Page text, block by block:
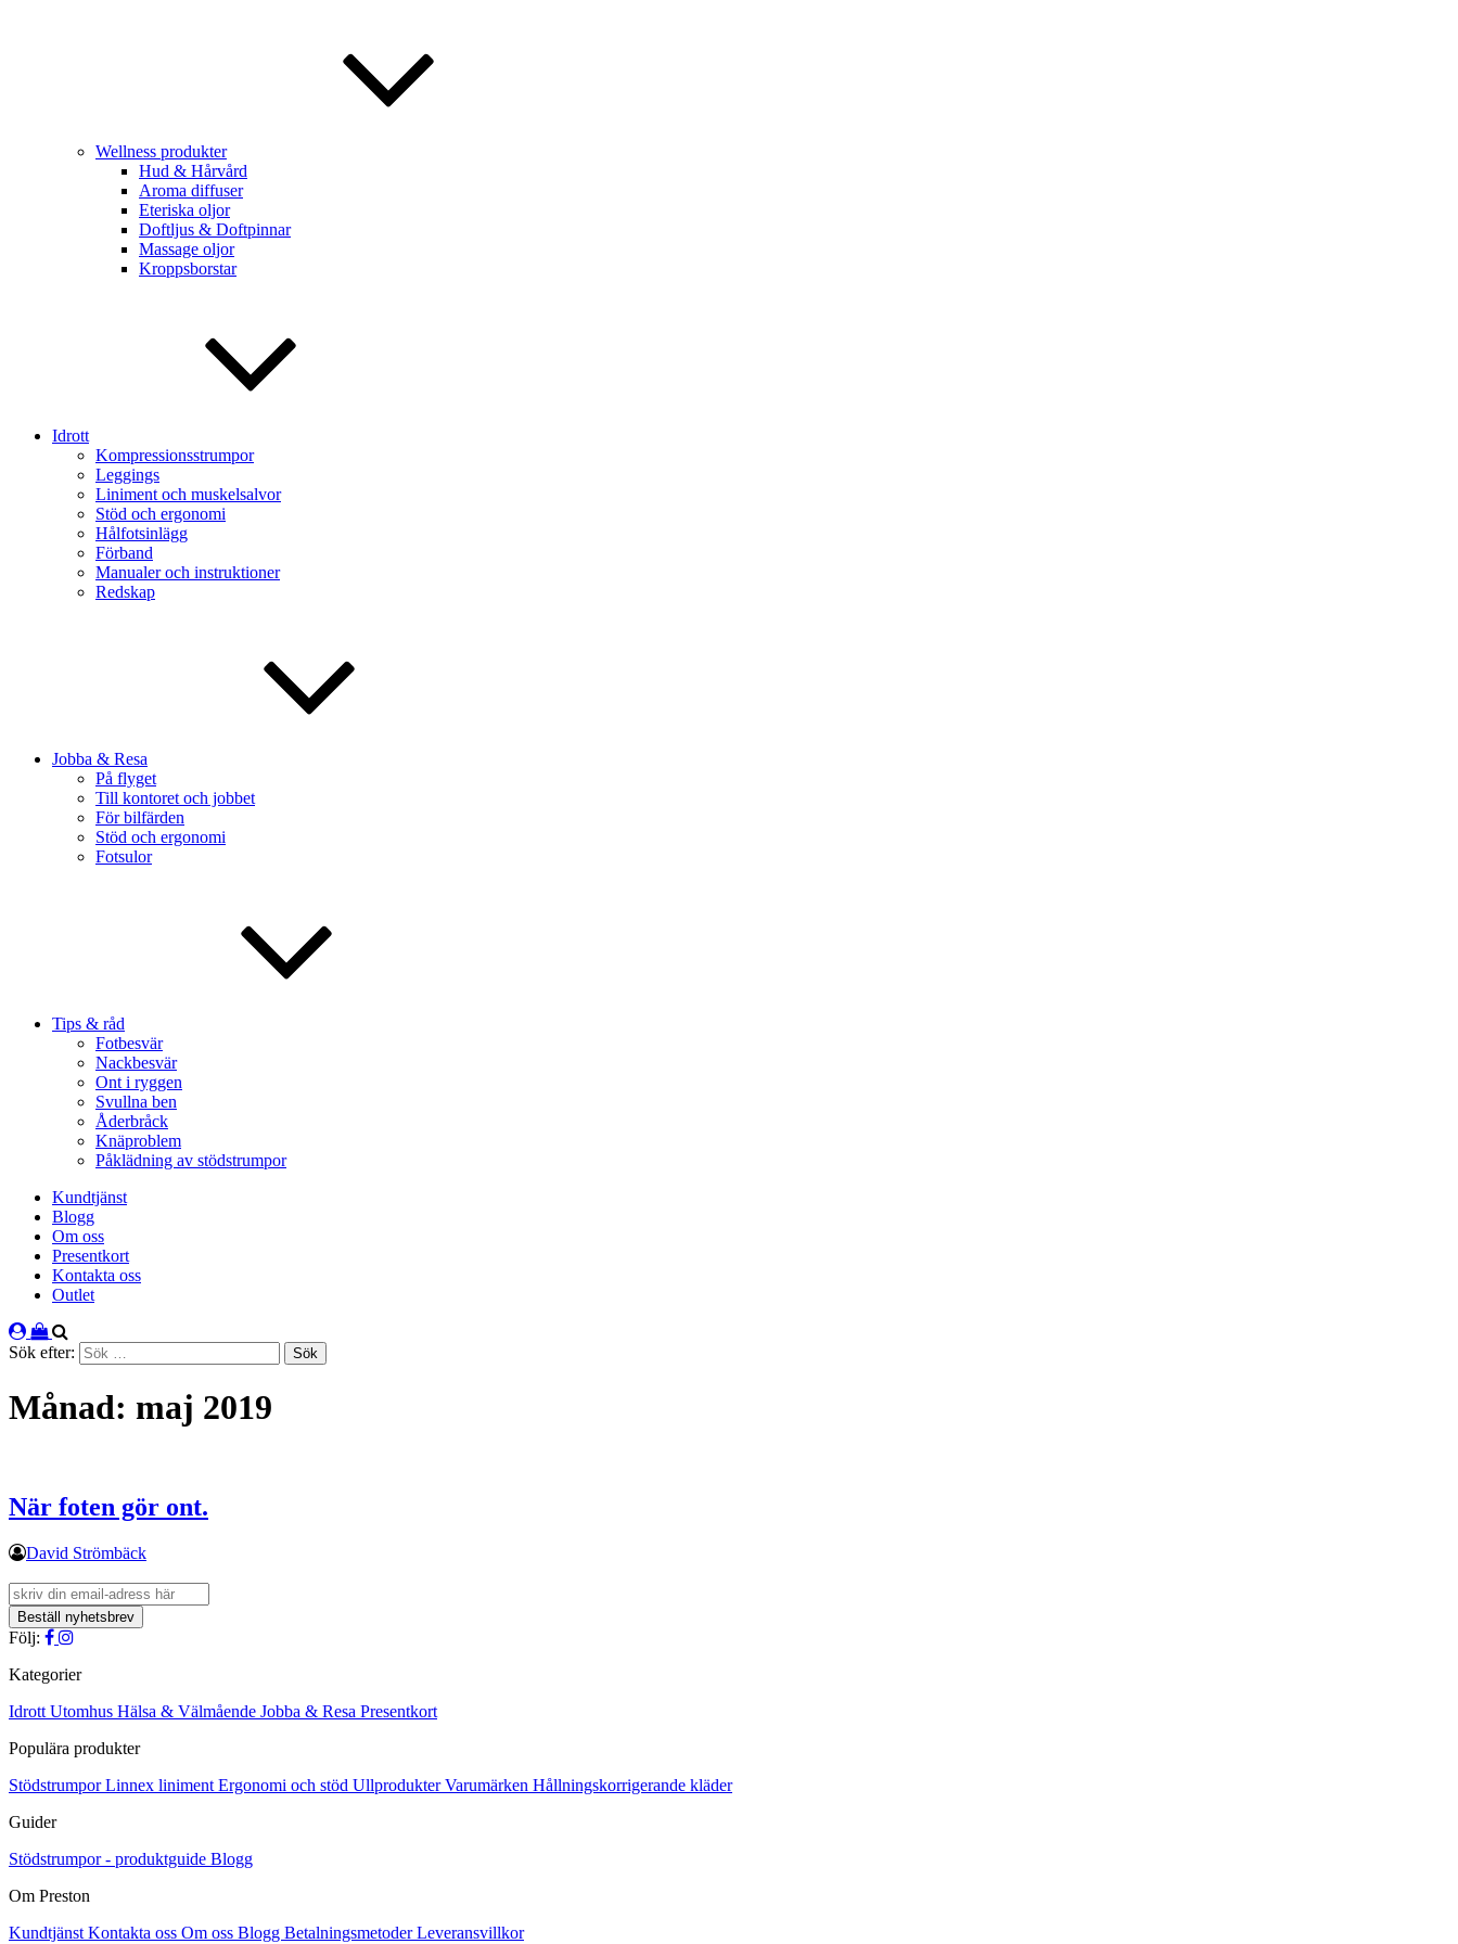
Wellness produkter
Hud & Hårvård
Aroma diffuser
Eteriska oljor
Doftljus & Doftpinnar
Massage oljor
Kroppsborstar
Idrott
Kompressionsstrumpor
Leggings
Liniment och muskelsalvor
Stöd och ergonomi
Hålfotsinlägg
Förband
Manualer och instruktioner
Redskap
Jobba & Resa
På flyget
Till kontoret och jobbet
För bilfärden
Stöd och ergonomi
Fotsulor
Tips & råd
Fotbesvär
Nackbesvär
Ont i ryggen
Svullna ben
Åderbråck
Knäproblem
Påklädning av stödstrumpor
Kundtjänst
Blogg
Om oss
Presentkort
Kontakta oss
Outlet
Sök efter:
Månad: maj 2019
När foten gör ont.
David Strömbäck
Följ:
Kategorier
Idrott Utomhus Hälsa & Välmående Jobba & Resa Presentkort
Populära produkter
StödstrumporLinnex liniment Ergonomi och stöd UllprodukterVarumärken Hållningskorrigerande kläder
Guider
Stödstrumpor - produktguide Blogg
Om Preston
Kundtjänst Kontakta oss Om oss Blogg BetalningsmetoderLeveransvillkor